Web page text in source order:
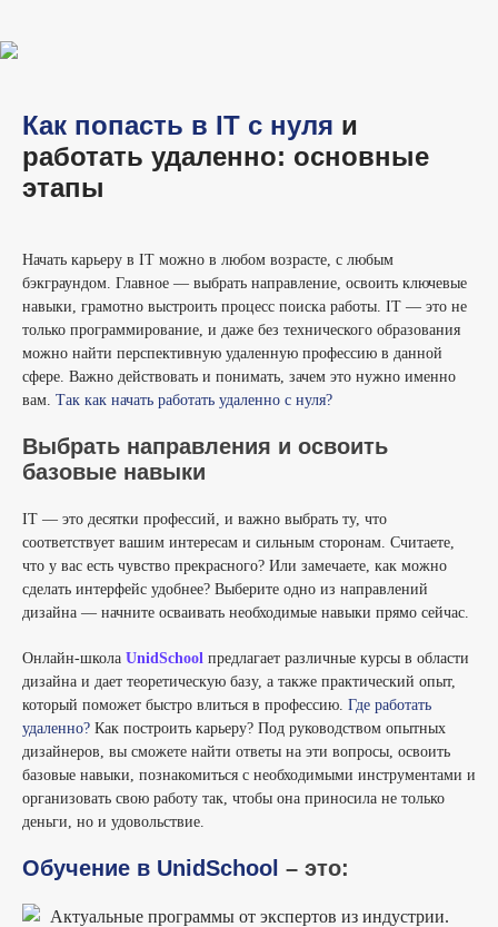
Как попасть в IT с нуля и
работать удаленно: основные
этапы
Начать карьеру в IT можно в любом возрасте, с любым
бэкграундом. Главное — выбрать направление, освоить ключевые
навыки, грамотно выстроить процесс поиска работы. IT — это не
только программирование, и даже без технического образования
можно найти перспективную удаленную профессию в данной
сфере. Важно действовать и понимать, зачем это нужно именно
вам. Так как начать работать удаленно с нуля?
Выбрать направления и освоить
базовые навыки
IT — это десятки профессий, и важно выбрать ту, что
соответствует вашим интересам и сильным сторонам. Считаете,
что у вас есть чувство прекрасного? Или замечаете, как можно
сделать интерфейс удобнее? Выберите одно из направлений
дизайна — начните осваивать необходимые навыки прямо сейчас.
Онлайн-школа UnidSchool предлагает различные курсы в области
дизайна и дает теоретическую базу, а также практический опыт,
который поможет быстро влиться в профессию. Где работать
удаленно? Как построить карьеру? Под руководством опытных
дизайнеров, вы сможете найти ответы на эти вопросы, освоить
базовые навыки, познакомиться с необходимыми инструментами и
организовать свою работу так, чтобы она приносила не только
деньги, но и удовольствие.
Обучение в UnidSchool – это:
Актуальные программы от экспертов из индустрии.